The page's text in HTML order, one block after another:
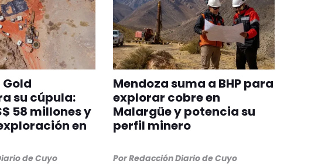
su cúpula:
58 millones y
en
de Cuyo
Mendoza suma a BHP para
explorar cobre en
Malargüe y potencia su
perfil minero
PorRedacción Diario de Cuyo